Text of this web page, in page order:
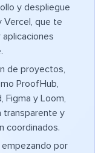
y despliegue
Vercel, que te
de proyectos,
ProofHub,
Figma y Loom,
transparente y
coordinados.
por